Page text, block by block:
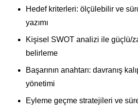
Hedef kriterleri: ölçülebilir ve
yazımı
Kişisel SWOT analizi ile güçlü/
belirleme
Başarının anahtarı: davranış
yönetimi
Eyleme geçme stratejileri ve